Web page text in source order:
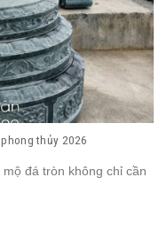
thủy 2026
đá tròn không chỉ cần